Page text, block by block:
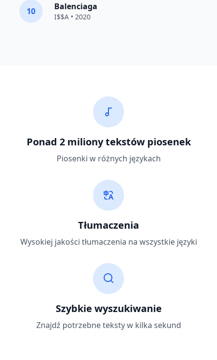
10 Balenciaga
I$$A • 2020
Ponad 2 miliony tekstów piosenek
Piosenki w różnych językach
Tłumaczenia
Wysokiej jakości tłumaczenia na wszystkie języki
Szybkie wyszukiwanie
Znajdź potrzebne teksty w kilka sekund